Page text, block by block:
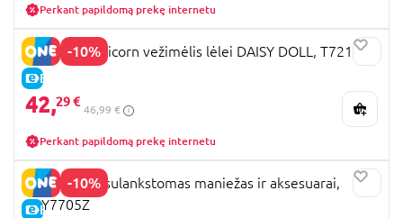
Perkant papildomą prekę internetu
-10%
E-KAINA
509 Crew Unicorn vežimėlis lėlei DAISY DOLL, T721034
42,29 €
46,99 €
Perkant papildomą prekę internetu
-10%
E-KAINA
LULLABABY sulankstomas maniežas ir aksesuarai,
LBY7705Z